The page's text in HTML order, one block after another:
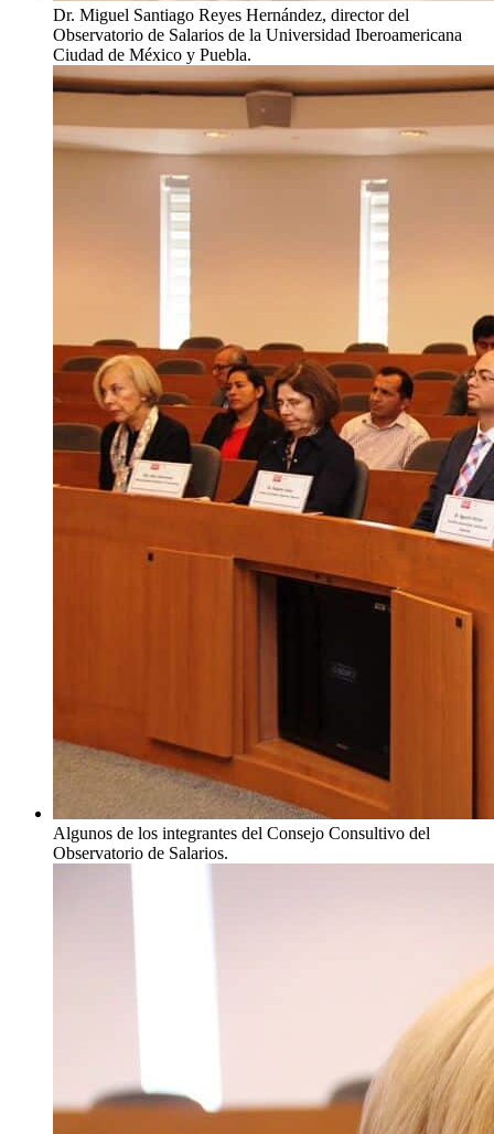
Dr. Miguel Santiago Reyes Hernández, director del
Observatorio de Salarios de la Universidad Iberoamericana
Ciudad de México y Puebla.
Algunos de los integrantes del Consejo Consultivo del
Observatorio de Salarios.